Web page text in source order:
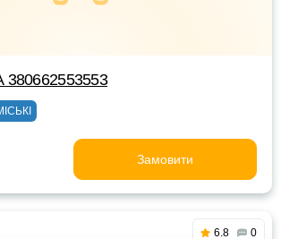
380662553553
Замовити
6.8 0